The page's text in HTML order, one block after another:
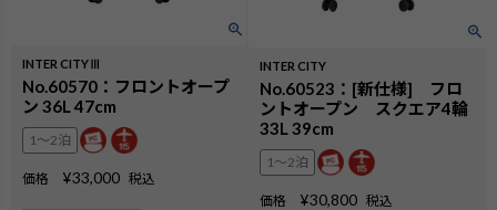
INTER CITYⅢ
No.60570：フロントオープ
ン 36L 47cm
1〜2泊
価格 ¥33,000 税込
INTER CITY
No.60523：[新仕様] フロ
ントオープン スクエア4輪
33L 39cm
1〜2泊
価格 ¥30,800 税込